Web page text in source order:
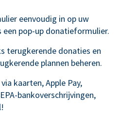
eenvoudig in op uw
een pop-up donatieformulier.
terugkerende donaties en
plannen beheren.
kaarten, Apple Pay,
bankoverschrijvingen,